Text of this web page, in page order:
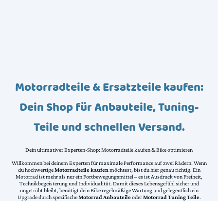
Motorradteile & Ersatzteile kaufen:
Dein Shop für Anbauteile, Tuning-
Teile und schnellen Versand.
Dein ultimativer Experten-Shop: Motorradteile kaufen & Bike optimieren
Willkommen bei deinem Experten für maximale Performance auf zwei Rädern! Wenn
du hochwertigeMotorradteile kaufen möchtest, bist du hier genau richtig. Ein
Motorrad ist mehr als nur ein Fortbewegungsmittel – es ist Ausdruck von Freiheit,
Technikbegeisterung und Individualität. Damit dieses Lebensgefühl sicher und
ungetrübt bleibt, benötigt dein Bike regelmäßige Wartung und gelegentlich ein
Upgrade durch spezifischeMotorrad AnbauteileoderMotorrad Tuning Teile.